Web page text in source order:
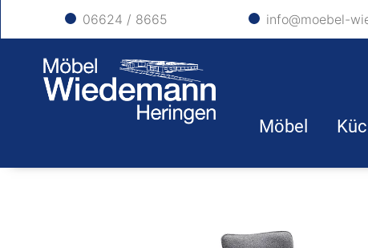
06624 / 8665 info@moebel-
Möbel